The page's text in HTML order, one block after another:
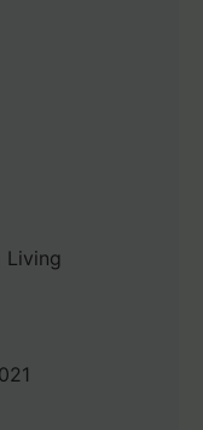
Living